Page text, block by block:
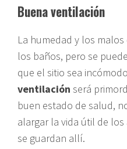
Buena ventilación
La humedad y los
los baños, pero se
que el sitio sea
ventilación será
buen estado de salud,
alargar la vida útil de
se guardan allí.